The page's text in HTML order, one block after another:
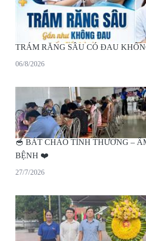
TRÁM RĂNG SÂU CÓ ĐAU
06/8/2026
🥣 BÁT CHÁO TÌNH THƯƠNG –
BỆNH ❤️
27/7/2026